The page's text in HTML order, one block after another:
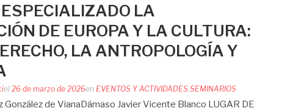
LA
DE EUROPA Y LA CULTURA:
LA ANTROPOLOGÍA Y
el 26 de marzo de 2026en EVENTOS Y ACTIVIDADES SEMINARIOS
González de VianaDámaso Javier Vicente Blanco LUGAR DE